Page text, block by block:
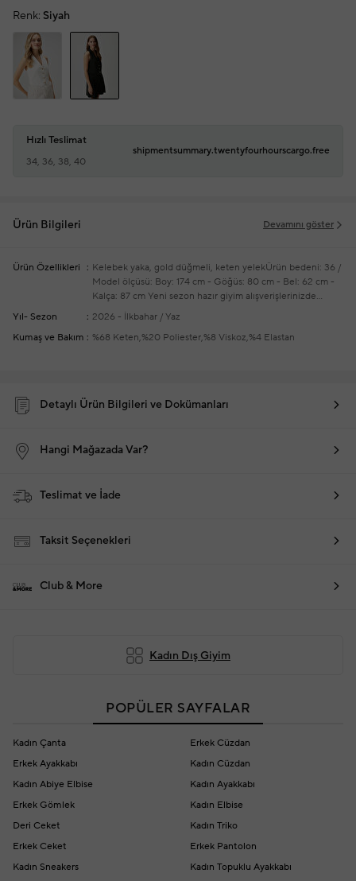
Renk: Siyah
Hızlı Teslimat
34, 36, 38, 40
shipmentsummary.twentyfourhourscargo.free
Ürün Bilgileri Devamını göster
Ürün Özellikleri Kelebek yaka, gold düğmeli, keten yelekÜrün bedeni: 36 /
Model ölçüsü: Boy: 174 cm - Göğüs: 80 cm - Bel: 62 cm -
Kalça: 87 cm Yeni sezon hazır giyim alışverişlerinizde
ücretsiz tadilat yapılmaktadır
Yıl- Sezon
2026 - İlkbahar / Yaz
Kumaş ve Bakım
%68 Keten,%20 Poliester,%8 Viskoz,%4 Elastan
Detaylı Ürün Bilgileri ve Dokümanları
Hangi Mağazada Var?
Teslimat ve İade
Taksit Seçenekleri
Club & More
Kadın Dış Giyim
POPÜLER SAYFALAR
Kadın Çanta
Erkek Cüzdan
Erkek Ayakkabı
Kadın Cüzdan
Kadın Abiye Elbise
Kadın Ayakkabı
Erkek Gömlek
Kadın Elbise
Deri Ceket
Kadın Triko
Erkek Ceket
Erkek Pantolon
Kadın Sneakers
Kadın Topuklu Ayakkabı